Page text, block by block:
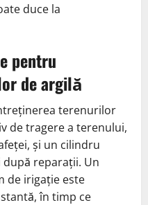
duce la
pentru
de argilă
terenurilor
de tragere a terenului,
și un cilindru
reparații. Un
de irigație este
în timp ce